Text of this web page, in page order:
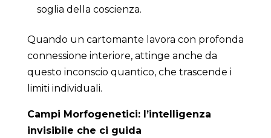
soglia della coscienza.
Quando un cartomante lavora con profonda
connessione interiore, attinge anche da
questo inconscio quantico, che trascende i
limiti individuali.
Campi Morfogenetici: l’intelligenza
invisibile che ci guida